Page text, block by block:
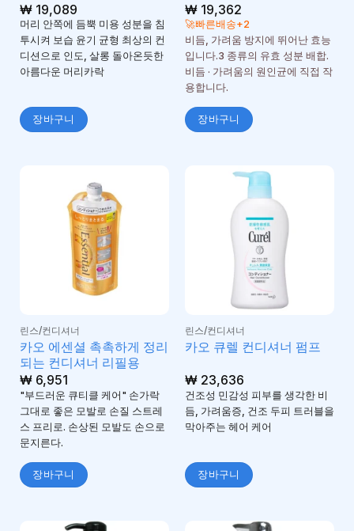
5 중에서
5로 평가
됨
₩19,089
머리 안쪽에 듬뿍 미용 성분을 침
투시켜 보습 윤기 균형 최상의 컨
디션으로 인도, 살롱 돌아온듯한
아름다운 머리카락
장바구니
₩19,362
🚀빠른배송+2
비듬, 가려움 방지에 뛰어난 효능
입니다.3 종류의 유효 성분 배합.
비듬 · 가려움의 원인균에 직접 작
용합니다.
장바구니
린스/컨디셔너
카오 에센셜 촉촉하게 정리
되는 컨디셔너 리필용
₩6,951
"부드러운 큐티클 케어" 손가락
그대로 좋은 모발로 손질 스트레
스 프리로. 손상된 모발도 손으로
문지른다.
장바구니
린스/컨디셔너
카오 큐렐 컨디셔너 펌프
₩23,636
건조성 민감성 피부를 생각한 비
듬, 가려움증, 건조 두피 트러블을
막아주는 헤어 케어
장바구니